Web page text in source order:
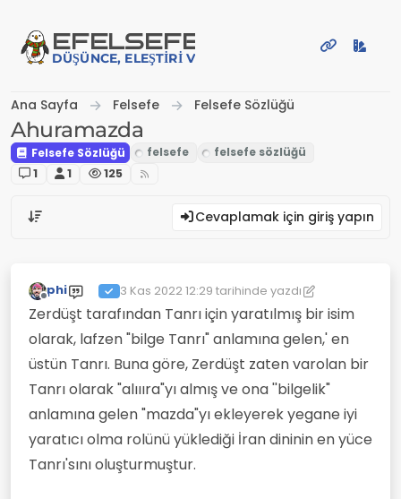
EFELSEFE
DÜŞÜNCE, ELEŞTIRI VE PAYLAŞIM PLATFORMU
Ana Sayfa Felsefe Felsefe Sözlüğü
Ahuramazda
Felsefe Sözlüğü
1
1 125
Cevaplamak için giriş yapın
Çevrimdışı
phi 3 Kas 2022 12:29 tarihinde yazdı
Son düzenleyen: phi 11 Mar 2022 12:29
Zerdüşt tarafından Tanrı için yaratılmış bir isim
olarak, lafzen "bilge Tanrı" anlamına gelen,' en
üstün Tanrı. Buna göre, Zerdüşt zaten varolan bir
Tanrı olarak "alıııra"yı almış ve ona ''bilgelik"
anlamına gelen "mazda"yı ekleyerek yegane iyi
yaratıcı olma rolünü yüklediği İran dininin en yüce
Tanrı'sını oluşturmuştur.